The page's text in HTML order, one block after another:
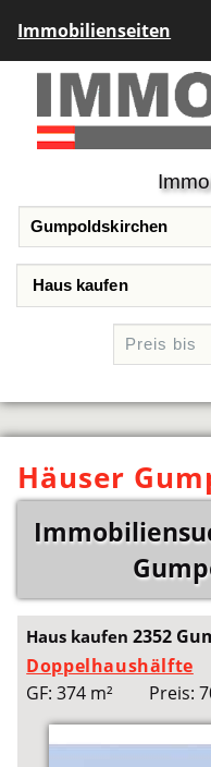
Immobilienseiten
Häuser
Haus kaufen2352
Doppelhaushälfte
GF: 374 m²
Preis: